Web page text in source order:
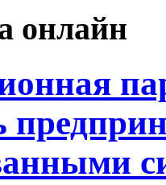
онлайн